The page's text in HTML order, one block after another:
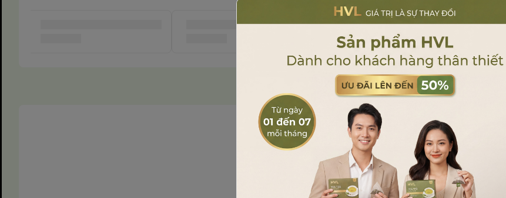
nền túi trong suốt. Màu đỏ tượng trưng cho may mắn, ấm áp của Giáng sinh,
kết hợp với đường viền giả chỉ khâu tinh tế tạo cảm giác như một gói quà thủ
Sản phẩm cùng phân khúc